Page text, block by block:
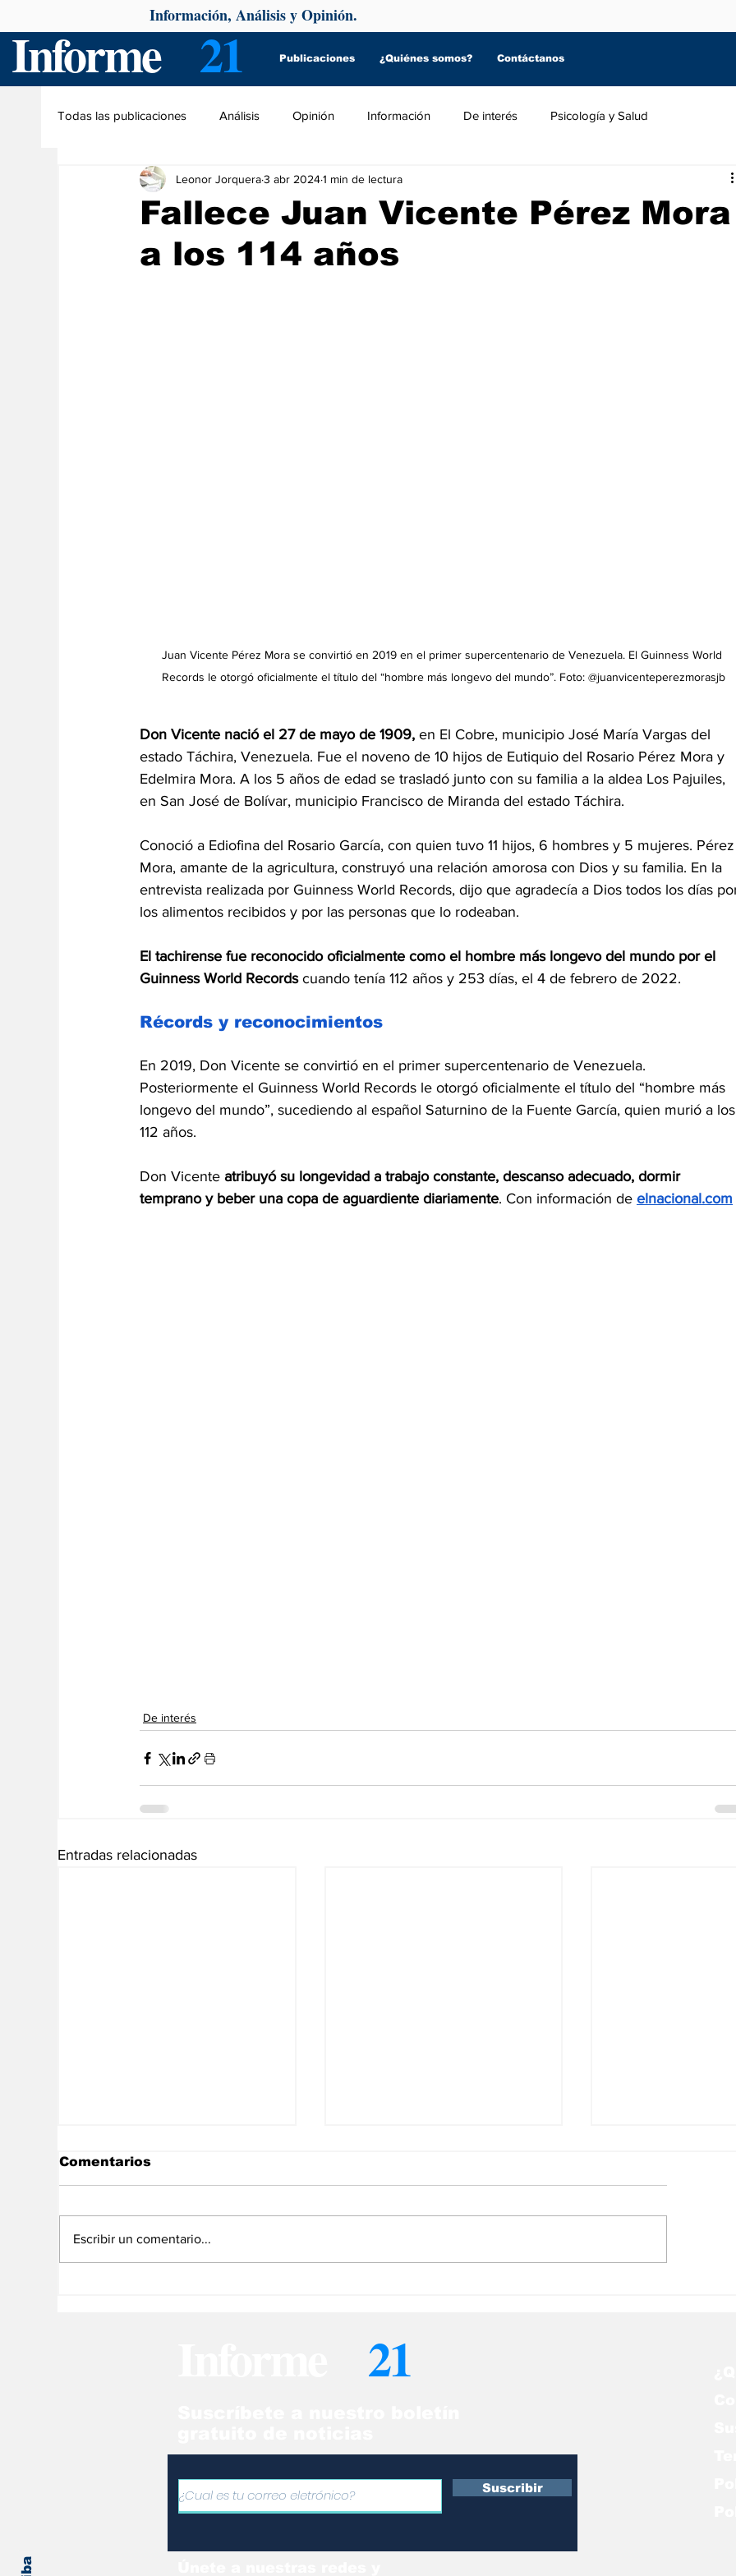
Informe 21 Publicaciones ¿Quiénes somos? Contáctanos
Información, Análisis y Opinión.
Todas las publicaciones Análisis Opinión Información De interés Psicología y Salud
Fallece Juan Vicente Pérez Mora
a los 114 años
Leonor Jorquera3 abr 20241 min de lectura
Juan Vicente Pérez Mora se convirtió en 2019 en el primer supercentenario de Venezuela. El Guinness World
Records le otorgó oficialmente el título del “hombre más longevo del mundo”. Foto: @juanvicenteperezmorasjb
Don Vicente nació el 27 de mayo de 1909, en El Cobre, municipio José María Vargas del
estado Táchira, Venezuela. Fue el noveno de 10 hijos de Eutiquio del Rosario Pérez Mora y
Edelmira Mora. A los 5 años de edad se trasladó junto con su familia a la aldea Los Pajuiles,
en San José de Bolívar, municipio Francisco de Miranda del estado Táchira.
Conoció a Ediofina del Rosario García, con quien tuvo 11 hijos, 6 hombres y 5 mujeres.
Mora, amante de la agricultura, construyó una relación amorosa con Dios y su familia. En la
entrevista realizada por Guinness World Records, dijo que agradecía a Dios todos los días
los alimentos recibidos y por las personas que lo rodeaban.
El tachirense fue reconocido oficialmente como el hombre más longevo del mundo por el
Guinness World Records cuando tenía 112 años y 253 días, el 4 de febrero de 2022.
Récords y reconocimientos
En 2019, Don Vicente se convirtió en el primer supercentenario de Venezuela.
Posteriormente el Guinness World Records le otorgó oficialmente el título del “hombre más
longevo del mundo”, sucediendo al español Saturnino de la Fuente García, quien murió a
112 años.
Don Vicente atribuyó su longevidad a trabajo constante, descanso adecuado, dormir
temprano y beber una copa de aguardiente diariamente. Con información de elnacional.com
De interés
Entradas relacionadas
Comentarios
Escribir un comentario...
21
Suscribir